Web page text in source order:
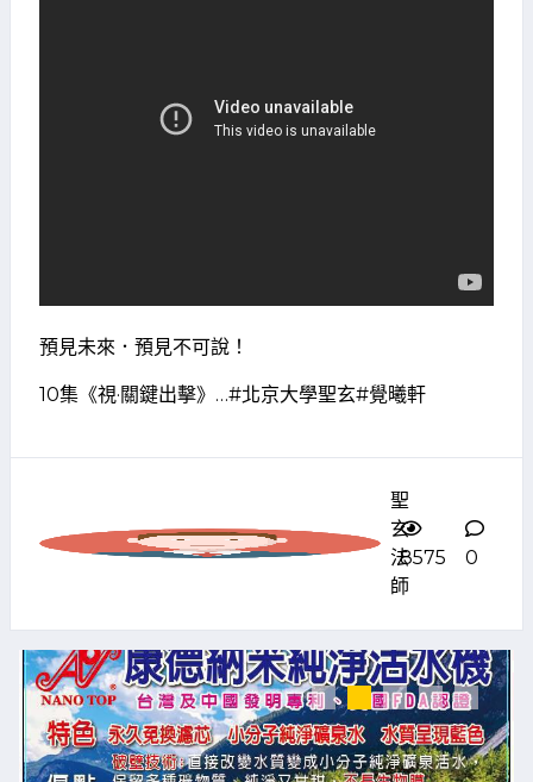
預見未來．預見不可說！
10集《視·關鍵出擊》…#北京大學聖玄#覺曦軒
聖
玄
法
師
8575 0